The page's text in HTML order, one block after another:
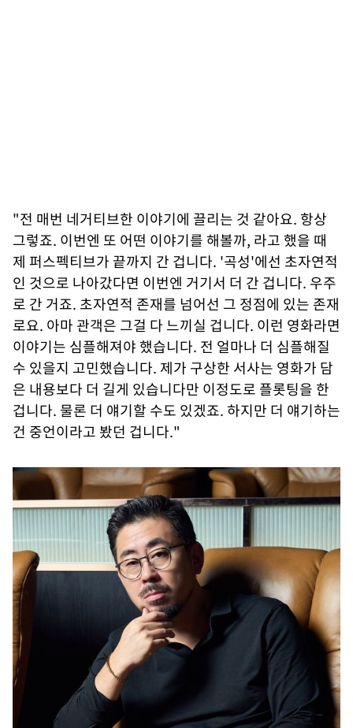
"전 매번 네거티브한 이야기에 끌리는 것 같아요. 항상
그렇죠. 이번엔 또 어떤 이야기를 해볼까, 라고 했을 때
제 퍼스펙티브가 끝까지 간 겁니다. '곡성'에선 초자연적
인 것으로 나아갔다면 이번엔 거기서 더 간 겁니다. 우주
로 간 거죠. 초자연적 존재를 넘어선 그 정점에 있는 존재
로요. 아마 관객은 그걸 다 느끼실 겁니다. 이런 영화라면
이야기는 심플해져야 했습니다. 전 얼마나 더 심플해질
수 있을지 고민했습니다. 제가 구상한 서사는 영화가 담
은 내용보다 더 길게 있습니다만 이정도로 플롯팅을 한
겁니다. 물론 더 얘기할 수도 있겠죠. 하지만 더 얘기하는
건 중언이라고 봤던 겁니다."